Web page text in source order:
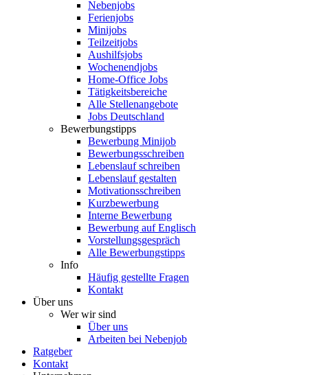
Nebenjobs
Ferienjobs
Minijobs
Teilzeitjobs
Aushilfsjobs
Wochenendjobs
Home-Office Jobs
Tätigkeitsbereiche
Alle Stellenangebote
Jobs Deutschland
Bewerbungstipps
Bewerbung Minijob
Bewerbungsschreiben
Lebenslauf schreiben
Lebenslauf gestalten
Motivationsschreiben
Kurzbewerbung
Interne Bewerbung
Bewerbung auf Englisch
Vorstellungsgespräch
Alle Bewerbungstipps
Info
Häufig gestellte Fragen
Kontakt
Über uns
Wer wir sind
Über uns
Arbeiten bei Nebenjob
Ratgeber
Kontakt